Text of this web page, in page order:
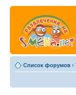
Список форумов ‹